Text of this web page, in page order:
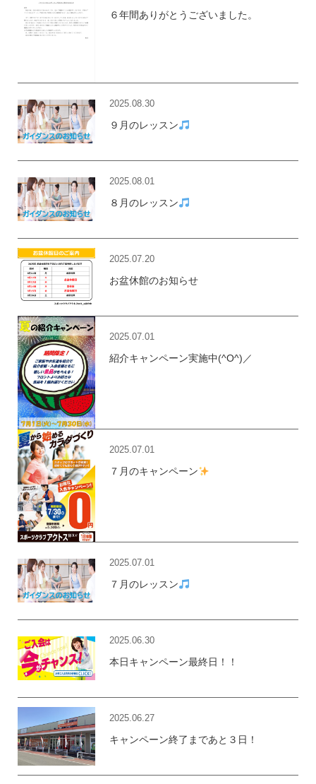
６年間ありがとうございました。
2025.08.30
９月のレッスン
2025.08.01
８月のレッスン
2025.07.20
お盆休館のお知らせ
2025.07.01
紹介キャンペーン実施中(^O^)／
2025.07.01
７月のキャンペーン
2025.07.01
７月のレッスン
2025.06.30
本日キャンペーン最終日！！
2025.06.27
キャンペーン終了まであと３日！